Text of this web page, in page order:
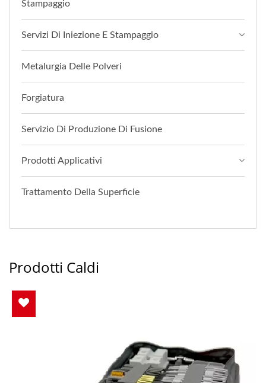
Stampaggio
Servizi Di Iniezione E Stampaggio
Metalurgia Delle Polveri
Forgiatura
Servizio Di Produzione Di Fusione
Prodotti Applicativi
Trattamento Della Superficie
Prodotti Caldi